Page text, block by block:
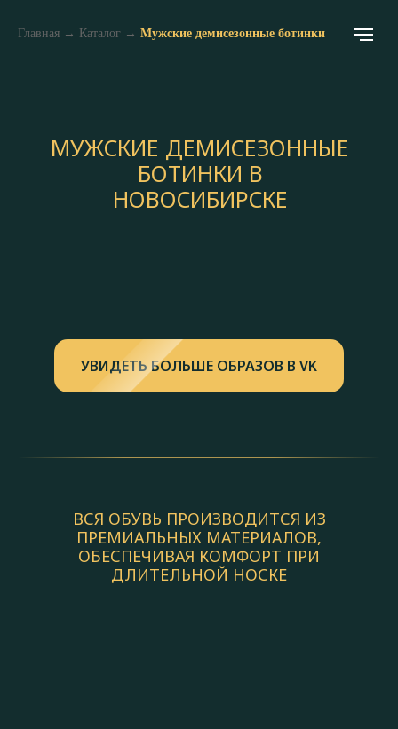
Главная → Каталог → Мужские демисезонные ботинки
МУЖСКИЕ ДЕМИСЕЗОННЫЕ
БОТИНКИ В
НОВОСИБИРСКЕ
УВИДЕТЬ БОЛЬШЕ ОБРАЗОВ В VK
ВСЯ ОБУВЬ ПРОИЗВОДИТСЯ ИЗ
ПРЕМИАЛЬНЫХ МАТЕРИАЛОВ,
ОБЕСПЕЧИВАЯ КОМФОРТ ПРИ
ДЛИТЕЛЬНОЙ НОСКЕ